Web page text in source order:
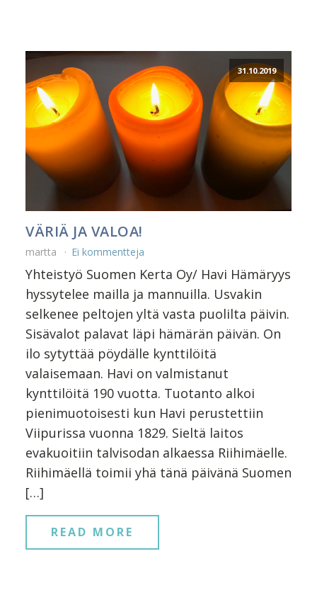
31.10.2019
VÄRIÄ JA VALOA!
martta Ei kommentteja
Yhteistyö Suomen Kerta Oy/ Havi Hämäryys
hyssytelee mailla ja mannuilla. Usvakin
selkenee peltojen yltä vasta puolilta päivin.
Sisävalot palavat läpi hämärän päivän. On
ilo sytyttää pöydälle kynttilöitä
valaisemaan. Havi on valmistanut
kynttilöitä 190 vuotta. Tuotanto alkoi
pienimuotoisesti kun Havi perustettiin
Viipurissa vuonna 1829. Sieltä laitos
evakuoitiin talvisodan alkaessa Riihimäelle.
Riihimäellä toimii yhä tänä päivänä Suomen
[…]
READ MORE